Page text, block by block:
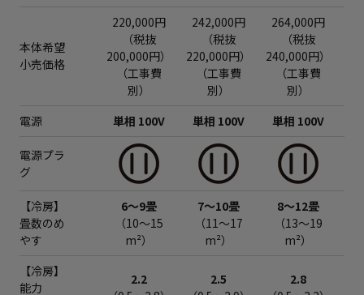
本体希望
小売価格
220,000円
（税抜
200,000円）
（工事費
別）
242,000円
（税抜
220,000円）
（工事費
別）
264,000円
（税抜
240,000円）
（工事費
別）
電源 単相 100V 単相 100V 単相 100V
電源プラ
グ
【冷房】
畳数のめ
やす
6～9畳
（10～15
m²）
7～10畳
（11～17
m²）
8～12畳
（13～19
m²）
【冷房】
能力
2.2
2.5
2.8